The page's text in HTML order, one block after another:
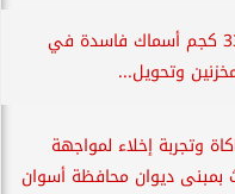
ضبط وتحريز 3300 كجم أسماك فاسدة في
وتحويل...
وتجربة إخلاء لمواجهة
بمبنى ديوان محافظة أسوان